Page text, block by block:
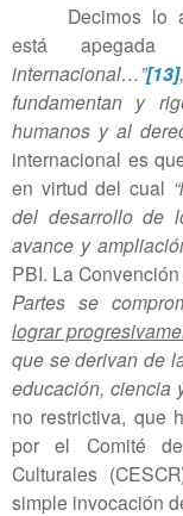
Decimos lo
está apegada
internacional…”[13],
fundamentan y
humanos y al
internacional es
en virtud del cual
del desarrollo de
avance y
PBI. La
Partes se
lograr
que se derivan de
educación, ciencia
no restrictiva, que
por el Comité
Culturales
simple invocación